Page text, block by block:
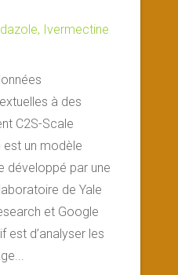
Ivermectine
à des
C2S-Scale
est un modèle
développé par une
de Yale
et Google
est d’analyser les